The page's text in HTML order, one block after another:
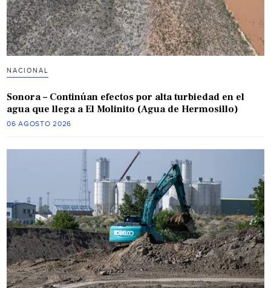
NACIONAL
Sonora – Continúan efectos por alta turbiedad en el
agua que llega a El Molinito (Agua de Hermosillo)
06 AGOSTO 2026